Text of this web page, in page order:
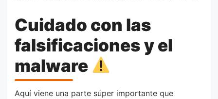
Cuidado con las
falsificaciones y el
malware
Aquí viene una parte súper importante que